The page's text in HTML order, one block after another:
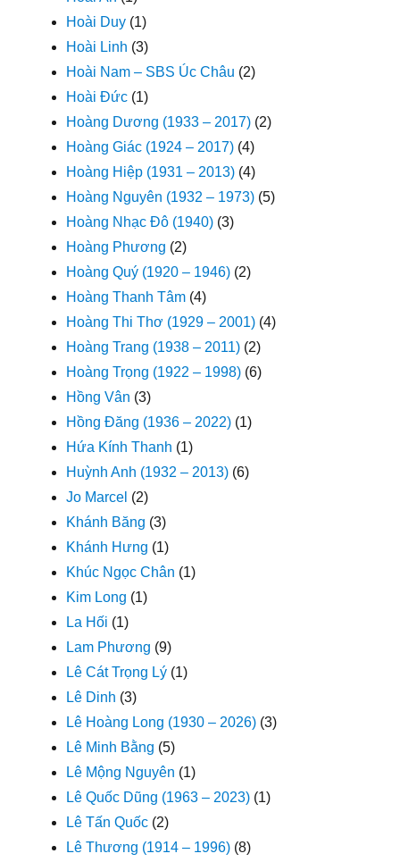
Hoài Duy (1)
Hoài Linh (3)
Hoài Nam – SBS Úc Châu (2)
Hoài Đức (1)
Hoàng Dương (1933 – 2017) (2)
Hoàng Giác (1924 – 2017) (4)
Hoàng Hiệp (1931 – 2013) (4)
Hoàng Nguyên (1932 – 1973) (5)
Hoàng Nhạc Đô (1940) (3)
Hoàng Phương (2)
Hoàng Quý (1920 – 1946) (2)
Hoàng Thanh Tâm (4)
Hoàng Thi Thơ (1929 – 2001) (4)
Hoàng Trang (1938 – 2011) (2)
Hoàng Trọng (1922 – 1998) (6)
Hồng Vân (3)
Hồng Đăng (1936 – 2022) (1)
Hứa Kính Thanh (1)
Huỳnh Anh (1932 – 2013) (6)
Jo Marcel (2)
Khánh Băng (3)
Khánh Hưng (1)
Khúc Ngọc Chân (1)
Kim Long (1)
La Hối (1)
Lam Phương (9)
Lê Cát Trọng Lý (1)
Lê Dinh (3)
Lê Hoàng Long (1930 – 2026) (3)
Lê Minh Bằng (5)
Lê Mộng Nguyên (1)
Lê Quốc Dũng (1963 – 2023) (1)
Lê Tấn Quốc (2)
Lê Thương (1914 – 1996) (8)